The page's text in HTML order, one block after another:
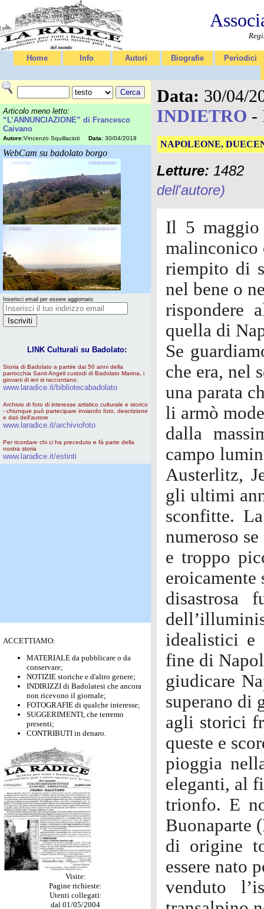
Home Info Autori Biografie Periodici
Articolo meno letto:
“L’ANNUNCIAZIONE” di Francesco
Caivano
Autore:Vincenzo Squillacioti Data: 30/04/2019
WebCam su badolato borgo
Inserisci email per essere aggiornato
LINK Culturali su Badolato:
Storia di Badolato a partire dai 50 anni della
parrocchia Santi Angeli custodi di Badolato Marina, i
giovani di ieri si raccontano.
www.laradice.it/bibliotecabadolato
Archivio di foto di interesse artistico culturale e storico
- chiunque può partecipare inviando foto, descrizione
e dati dell'autore
www.laradice.it/archiviofoto
Per ricordare chi ci ha preceduto e fà parte della
nostra storia
www.laradice.it/estinti
ACCETTIAMO:
MATERIALE da pubblicare o da
conservare;
NOTIZIE storiche e d'altro genere;
INDIRIZZI di Badolatesi che ancora
non ricevono il giornale;
FOTOGRAFIE di qualche interesse;
SUGGERIMENTI, che terremo
presenti;
CONTRIBUTI in denaro.
Visite:
Pagine richieste:
Utenti collegati:
dal 01/05/2004
Data: 30/04/
INDIETRO -
NAPOLEONE,
Letture: 1482
dell'autore)
Il 5
malinconico
riempito di
nel bene o
rispondere
quella di
Se
che era, nel
una parata
li armò
dalla
campo
Austerlitz,
gli ultimi
sconfitte.
numeroso
e troppo
eroicamente
idealistici e
fine di
giudicare
superano di
agli storici
queste e
pioggia
eleganti, al
trionfo. E
Buonaparte
di origine
essere nato
venduto